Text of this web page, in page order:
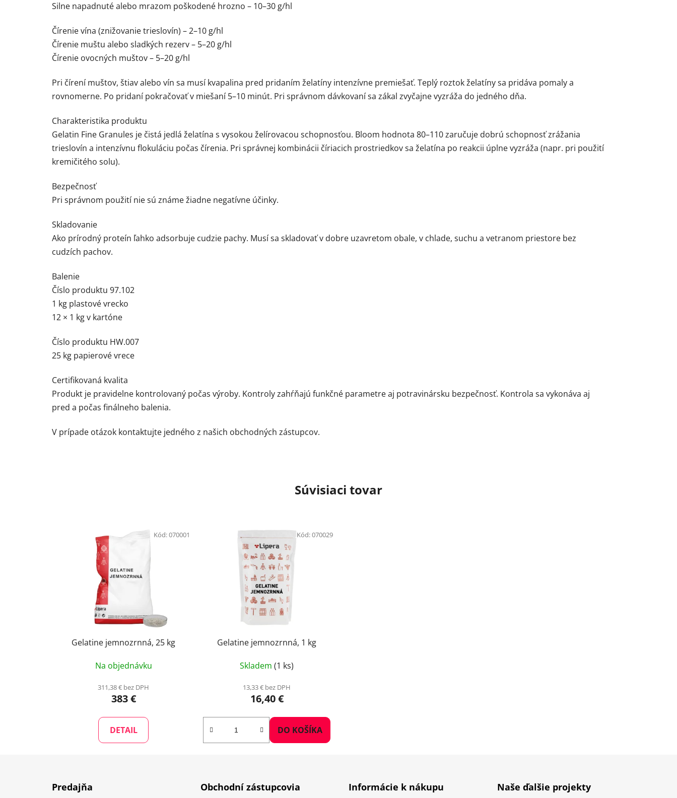
Silne napadnuté alebo mrazom poškodené hrozno – 10–30 g/hl
Čírenie vína (znižovanie trieslovín) – 2–10 g/hl
Čírenie muštu alebo sladkých rezerv – 5–20 g/hl
Čírenie ovocných muštov – 5–20 g/hl
Pri čírení muštov, štiav alebo vín sa musí kvapalina pred pridaním želatíny intenzívne premiešať. Teplý roztok želatíny sa pridáva pomaly a
rovnomerne. Po pridaní pokračovať v miešaní 5–10 minút. Pri správnom dávkovaní sa zákal zvyčajne vyzráža do jedného dňa.
Charakteristika produktu
Gelatin Fine Granules je čistá jedlá želatína s vysokou želírovacou schopnosťou. Bloom hodnota 80–110 zaručuje dobrú schopnosť zrážania
trieslovín a intenzívnu flokuláciu počas čírenia. Pri správnej kombinácii číriacich prostriedkov sa želatína po reakcii úplne vyzráža (napr. pri použití
kremičitého solu).
Bezpečnosť
Pri správnom použití nie sú známe žiadne negatívne účinky.
Skladovanie
Ako prírodný proteín ľahko adsorbuje cudzie pachy. Musí sa skladovať v dobre uzavretom obale, v chlade, suchu a vetranom priestore bez
cudzích pachov.
Balenie
Číslo produktu 97.102
1 kg plastové vrecko
12 × 1 kg v kartóne
Číslo produktu HW.007
25 kg papierové vrece
Certifikovaná kvalita
Produkt je pravidelne kontrolovaný počas výroby. Kontroly zahŕňajú funkčné parametre aj potravinársku bezpečnosť. Kontrola sa vykonáva aj
pred a počas finálneho balenia.
V prípade otázok kontaktujte jedného z našich obchodných zástupcov.
Súvisiaci tovar
Gelatine jemnozrnná, 25 kg
Na objednávku
311,38 € bez DPH
383 €
DETAIL
Kód:070001
Gelatine jemnozrnná, 1 kg
Skladem(1 ks)
13,33 € bez DPH
16,40 €
DO KOŠÍKA
Kód:070029
Predajňa Obchodní zástupcovia Informácie k nákupu Naše ďalšie projekty